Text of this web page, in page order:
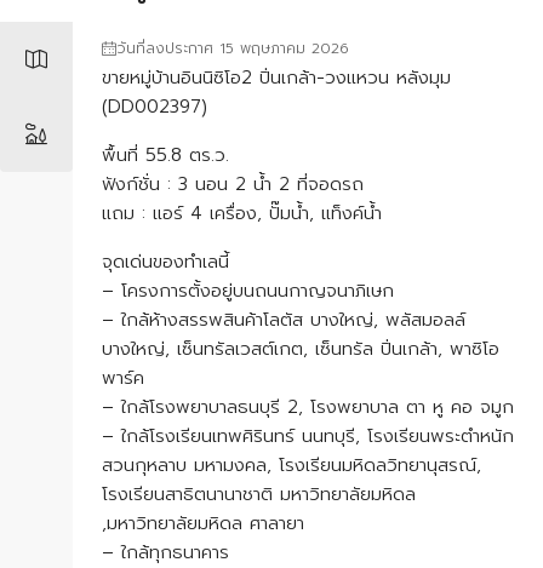
วันที่ลงประกาศ 15 พฤษภาคม 2026
ขายหมู่บ้านอินนิซิโอ2 ปิ่นเกล้า-วงแหวน หลังมุม
(DD002397)
พื้นที่ 55.8 ตร.ว.
ฟังก์ชั่น : 3 นอน 2 น้ำ 2 ที่จอดรถ
แถม : แอร์ 4 เครื่อง, ปั๊มน้ำ, แท็งค์น้ำ
จุดเด่นของทำเลนี้
– โครงการตั้งอยู่บนถนนกาญจนาภิเษก
– ใกล้ห้างสรรพสินค้าโลตัส บางใหญ่, พลัสมอลล์
บางใหญ่, เซ็นทรัลเวสต์เกต, เซ็นทรัล ปิ่นเกล้า, พาซิโอ
พาร์ค
– ใกล้โรงพยาบาลธนบุรี 2, โรงพยาบาล ตา หู คอ จมูก
– ใกล้โรงเรียนเทพศิรินทร์ นนทบุรี, โรงเรียนพระตำหนัก
สวนกุหลาบ มหามงคล, โรงเรียนมหิดลวิทยานุสรณ์,
โรงเรียนสาธิตนานาชาติ มหาวิทยาลัยมหิดล
,มหาวิทยาลัยมหิดล ศาลายา
– ใกล้ทุกธนาคาร